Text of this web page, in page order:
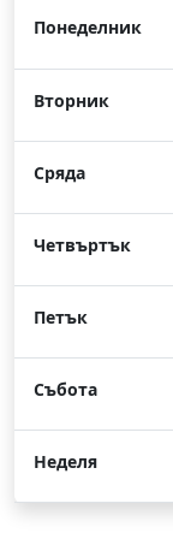
Понеделник
Вторник
Сряда
Четвъртък
Петък
Събота
Неделя